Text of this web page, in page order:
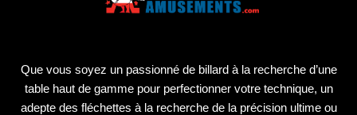
Que vous soyez un passionné de billard à la recherche d’une
table haut de gamme pour perfectionner votre technique, un
adepte des fléchettes à la recherche de la précision ultime ou